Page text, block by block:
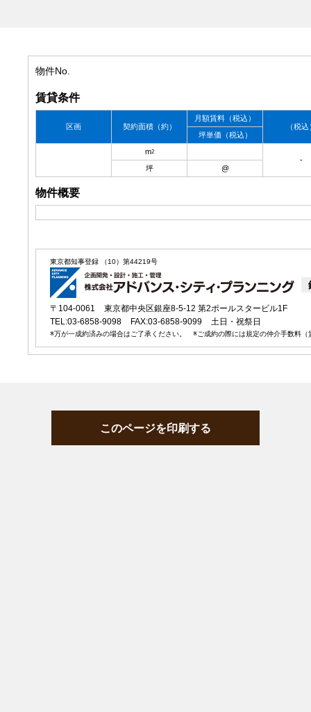
物件No.
賃貸条件
区画 契約面積（約）
月額賃料 （税込）
（税込
坪単価 （税込）
m2
-
坪
@
物件概要
東京都知事登録 （10）第44219号
〒104-0061
東京都中央区銀座8-5-12 第2ポールスタービル1F
TEL:03-6858-9098
FAX:03-6858-9099 土日・祝祭日
※万が一成約済みの場合はご了承ください。 ※ご成約の際には規定の仲介手数料（
このページを印刷する